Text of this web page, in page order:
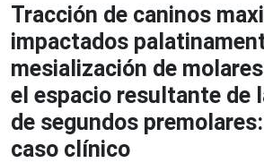
Tracción de caninos
impactados
mesialización de
el espacio resultante de
de segundos
caso clínico